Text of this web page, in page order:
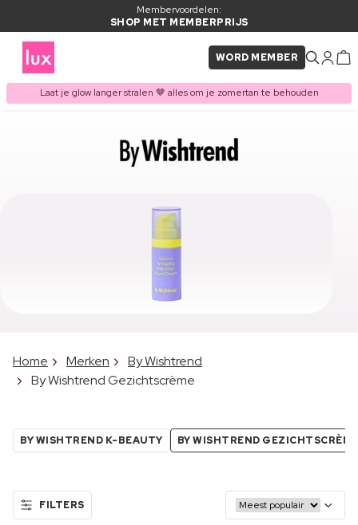
Membervoordelen:
SHOP MET MEMBERPRIJS
WORD MEMBER
Laat je glow langer stralen 🤎 alles om je zomertan te behouden
Home Merken
By Wishtrend
By Wishtrend Gezichtscrème
BY WISHTREND K-BEAUTY BY WISHTREND GEZICHTSCRÈME
FILTERS